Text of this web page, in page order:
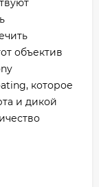
объектив
которое
и дикой